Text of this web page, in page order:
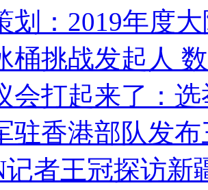
划：2019年度
桶挑战发起人
会打起来了：
驻香港部队发
记者王冠探访新